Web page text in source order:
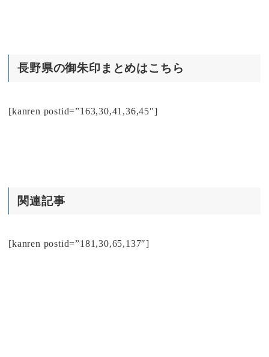
長野県の御朱印まとめはこちら
[kanren postid=”163,30,41,36,45″]
関連記事
[kanren postid=”181,30,65,137″]